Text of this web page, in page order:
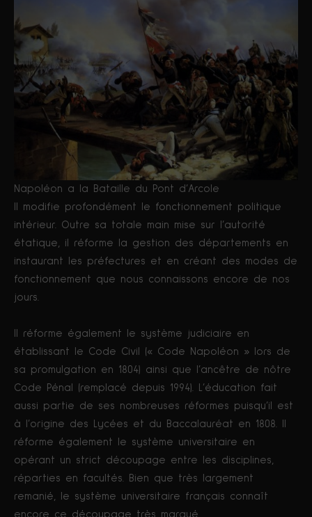
Napoléon a la Bataille du Pont d’Arcole
Il modifie profondément le fonctionnement politique
intérieur. Outre sa totale main mise sur l’autorité
étatique, il réforme la gestion des départements en
instaurant les préfectures et en créant des modes de
fonctionnement que nous connaissons encore de nos
jours.
Il réforme également le système judiciaire en
établissant le Code Civil (« Code Napoléon » lors de
sa promulgation en 1804) ainsi que l’ancêtre de nôtre
Code Pénal (remplacé depuis 1994). L’éducation fait
aussi partie de ses nombreuses réformes puisqu’il est
à l’origine des Lycées et du Baccalauréat en 1808. Il
réforme également le système universitaire en
opérant un strict découpage entre les disciplines,
réparties en facultés. Bien que très largement
remanié, le système universitaire français connaît
encore ce découpage très marqué.